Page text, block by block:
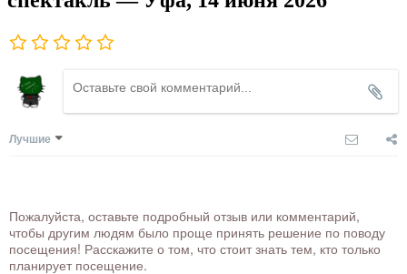
Лучшие
Пожалуйста, оставьте подробный отзыв или комментарий,
чтобы другим людям было проще принять решение по поводу
посещения! Расскажите о том, что стоит знать тем, кто только
планирует посещение.